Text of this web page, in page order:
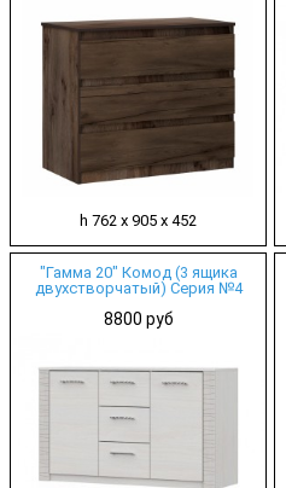
h 762 х 905 х 452
"Гамма 20" Комод (3 ящика
двухстворчатый) Серия №4
8800 руб